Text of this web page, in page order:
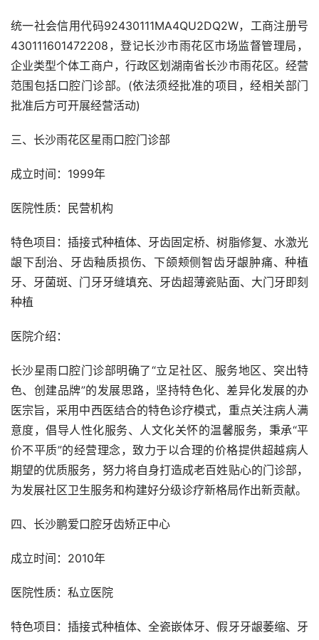
统一社会信用代码92430111MA4QU2DQ2W，工商注册号
430111601472208，登记长沙市雨花区市场监督管理局，
企业类型个体工商户，行政区划湖南省长沙市雨花区。经营
范围包括口腔门诊部。(依法须经批准的项目，经相关部门
批准后方可开展经营活动)
三、长沙雨花区星雨口腔门诊部
成立时间：1999年
医院性质：民营机构
特色项目：插接式种植体、牙齿固定桥、树脂修复、水激光
龈下刮治、牙齿釉质损伤、下颌颊侧智齿牙龈肿痛、种植
牙、牙菌斑、门牙牙缝填充、牙齿超薄瓷贴面、大门牙即刻
种植
医院介绍：
长沙星雨口腔门诊部明确了“立足社区、服务地区、突出特
色、创建品牌”的发展思路，坚持特色化、差异化发展的办
医宗旨，采用中西医结合的特色诊疗模式，重点关注病人满
意度，倡导人性化服务、人文化关怀的温馨服务，秉承“平
价不平质”的经营理念，致力于以合理的价格提供超越病人
期望的优质服务，努力将自身打造成老百姓贴心的门诊部，
为发展社区卫生服务和构建好分级诊疗新格局作出新贡献。
四、长沙鹏爱口腔牙齿矫正中心
成立时间：2010年
医院性质：私立医院
特色项目：插接式种植体、全瓷嵌体牙、假牙牙龈萎缩、牙